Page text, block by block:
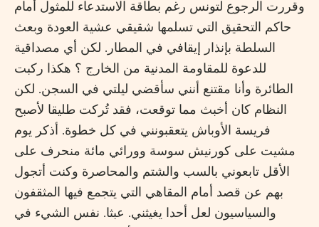
وقررت الرجوع لتونس رغم بطاقة الاستدعاء للمثول أمام
حاكم التحقيق التي تسلمها شقيقي عشية العودة وبعث
السلطة بإنذار إيقافي في المطار. لكن أي مصداقية
للدعوة للمقاومة المدنية من الخارج ؟ هكذا ركبت
الطائرة وأنا مقتنع أنني سأقضي ليلتي في السجن. لكن
النظام كان أخبث مما توقعت، فقد تُركت طليقا لأصبح
فريسة الأوباش يتعقبونني في كل خطوة. أذكر يوم
مشيت على كورنيش سوسة وورائي مائة منحرف على
الأقل تابعوني بالسب والشتم والمحاصرة وكنت أتجول
بهم عن قصد أمام المقاهي التي يتجمع فيها المثقفون
والسياسيون لعل أحدا يغيثني. عبثا. نفس الشيء في